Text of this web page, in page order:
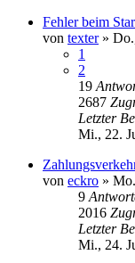
Fehler beim
von texter»
1
2
19
2687
Letzter
Mi., 22.
von eckro »
9
2016
Letzter
Mi., 24.